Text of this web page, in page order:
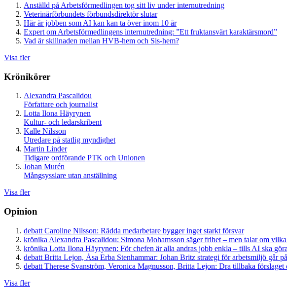
Anställd på Arbetsförmedlingen tog sitt liv under internutredning
Veterinärförbundets förbundsdirektör slutar
Här är jobben som AI kan kan ta över inom 10 år
Expert om Arbetsförmedlingens internutredning: ”Ett fruktansvärt karaktärsmord”
Vad är skillnaden mellan HVB-hem och Sis-hem?
Visa fler
Krönikörer
Alexandra Pascalidou
Författare och journalist
Lotta Ilona Häyrynen
Kultur- och ledarskribent
Kalle Nilsson
Utredare på statlig myndighet
Martin Linder
Tidigare ordförande PTK och Unionen
Johan Murén
Mångsysslare utan anställning
Visa fler
Opinion
debatt Caroline Nilsson: Rädda medarbetare bygger inget starkt försvar
krönika Alexandra Pascalidou: Simona Mohamsson säger frihet – men talar om
krönika Lotta Ilona Häyrynen: För chefen är alla andras jobb enkla – tills AI ska
debatt Britta Lejon, Åsa Erba Stenhammar: Johan Britz strategi för arbetsmiljö går
debatt Therese Svanström, Veronica Magnusson, Britta Lejon: Dra tillbaka förslaget
Visa fler